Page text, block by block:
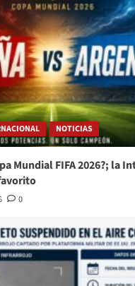
NOTICIAS
Mundial FIFA 2026?; la
0